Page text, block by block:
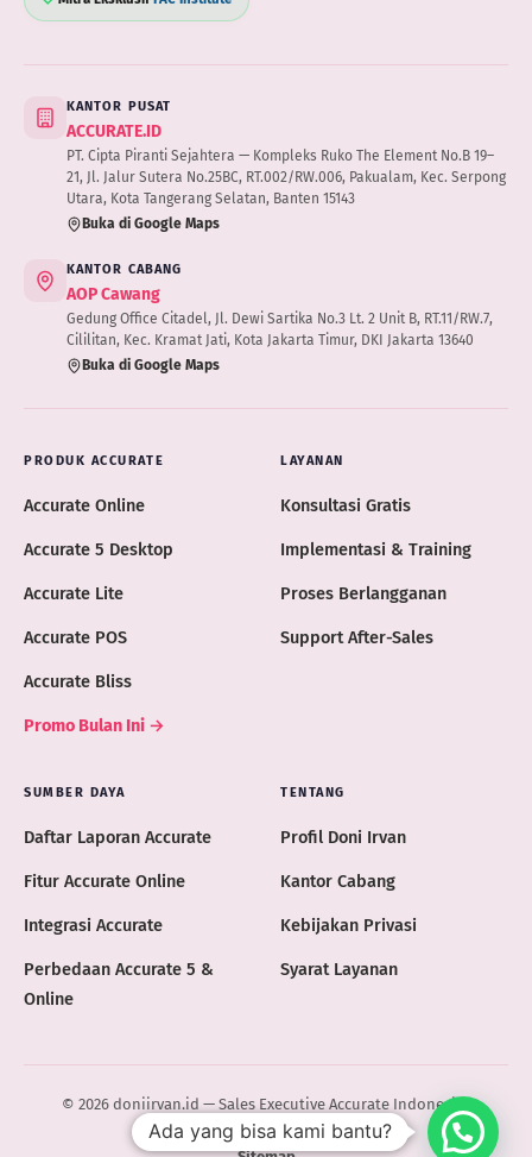
KANTOR PUSAT
ACCURATE.ID
PT. Cipta Piranti Sejahtera — Kompleks Ruko The Element No.B 19–
21, Jl. Jalur Sutera No.25BC, RT.002/RW.006, Pakualam, Kec. Serpong
Utara, Kota Tangerang Selatan, Banten 15143
Buka di Google Maps
KANTOR CABANG
AOP Cawang
Gedung Office Citadel, Jl. Dewi Sartika No.3 Lt. 2 Unit B, RT.11/RW.7,
Cililitan, Kec. Kramat Jati, Kota Jakarta Timur, DKI Jakarta 13640
Buka di Google Maps
PRODUK ACCURATE
Accurate Online
Accurate 5 Desktop
Accurate Lite
Accurate POS
Accurate Bliss
Promo Bulan Ini →
LAYANAN
Konsultasi Gratis
Implementasi & Training
Proses Berlangganan
Support After-Sales
SUMBER DAYA
Daftar Laporan Accurate
Fitur Accurate Online
Integrasi Accurate
Perbedaan Accurate 5 &
Online
TENTANG
Profil Doni Irvan
Kantor Cabang
Kebijakan Privasi
Syarat Layanan
© 2026 doniirvan.id — Sales Executive Accurate Indonesia ·
ACCURATE.ID
Ada yang bisa kami bantu?